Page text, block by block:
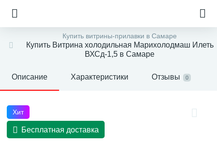
Купить витрины-прилавки в Самаре
Купить Витрина холодильная Марихолодмаш Илеть
ВХСд-1,5 в Самаре
Описание Характеристики Отзывы 0
Хит
Бесплатная доставка